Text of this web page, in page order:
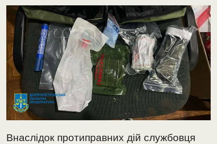
Внаслідок протиправних дій службовця